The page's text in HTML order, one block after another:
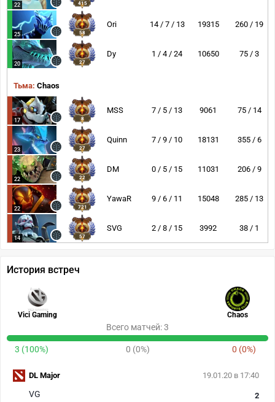
22 415
25 58
Ori 14 / 7 / 13 19315 260 / 19
20 27
Dy 1 / 4 / 24 10650 75 / 3
Тьма: Chaos
17 8
MSS 7 / 5 / 13 9061 75 / 14
23 27
Quinn 7 / 9 / 10 18131 355 / 6
22 22
DM 0 / 5 / 15 11031 206 / 9
22 721
YawaR 9 / 6 / 11 15048 285 / 13
14 57
SVG 2 / 8 / 15 3992 38 / 1
История встреч
Vici Gaming Chaos
Всего матчей: 3
3 (100%) 0 (0%) 0 (0%)
19.01.20 в 17:40
VG
2
DL Major